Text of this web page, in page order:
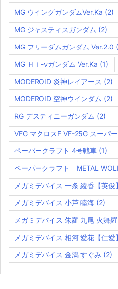
MG ウイングガンダムVer.Ka (2)
MG ジャスティスガンダム (2)
MG フリーダムガンダム Ver.2.0
MG Ｈｉ-νガンダム Ver.Ka (1)
MODEROID 炎神レイアース (2)
MODEROID 空神ウインダム (2)
RG デスティニーガンダム (2)
VFG マクロスF VF-25G スーパ
ペーパークラフト 4号戦車 (1)
ペーパークラフト METAL
メガミデバイス 一条 綾香【英俊】
メガミデバイス 小芦 睦海 (2)
メガミデバイス 朱羅 九尾 火舞羅
メガミデバイス 相河 愛花【仁愛】
メガミデバイス 金潟 すぐみ (2)